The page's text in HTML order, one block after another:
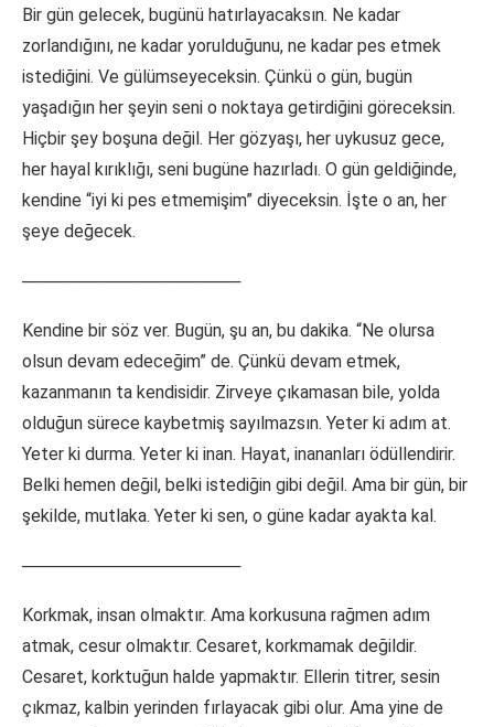
Bir gün gelecek, bugünü hatırlayacaksın. Ne kadar
zorlandığını, ne kadar yorulduğunu, ne kadar pes etmek
istediğini. Ve gülümseyeceksin. Çünkü o gün, bugün
yaşadığın her şeyin seni o noktaya getirdiğini göreceksin.
Hiçbir şey boşuna değil. Her gözyaşı, her uykusuz gece,
her hayal kırıklığı, seni bugüne hazırladı. O gün geldiğinde,
kendine “iyi ki pes etmemişim” diyeceksin. İşte o an, her
şeye değecek.
──────────────────
Kendine bir söz ver. Bugün, şu an, bu dakika. “Ne olursa
olsun devam edeceğim” de. Çünkü devam etmek,
kazanmanın ta kendisidir. Zirveye çıkamasan bile, yolda
olduğun sürece kaybetmiş sayılmazsın. Yeter ki adım at.
Yeter ki durma. Yeter ki inan. Hayat, inananları ödüllendirir.
Belki hemen değil, belki istediğin gibi değil. Ama bir gün, bir
şekilde, mutlaka. Yeter ki sen, o güne kadar ayakta kal.
──────────────────
Korkmak, insan olmaktır. Ama korkusuna rağmen adım
atmak, cesur olmaktır. Cesaret, korkmamak değildir.
Cesaret, korktuğun halde yapmaktır. Ellerin titrer, sesin
çıkmaz, kalbin yerinden fırlayacak gibi olur. Ama yine de